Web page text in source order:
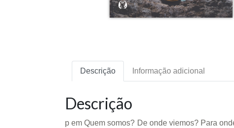
Descrição Informação adicional
Descrição
p em Quem somos? De onde viemos? Para